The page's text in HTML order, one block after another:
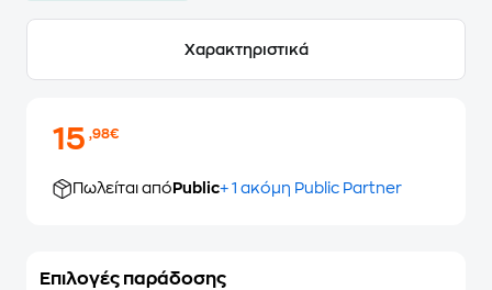
Χαρακτηριστικά
15,98€
Πωλείται από Public+ 1 ακόμη Public Partner
Επιλογές παράδοσης